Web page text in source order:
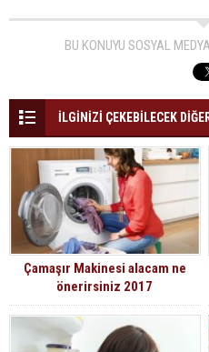
BU KONUYU SOSYAL
İLGİNİZİ ÇEKEBİLECEK
Çamaşır Makinesi alacam ne
önerirsiniz 2017